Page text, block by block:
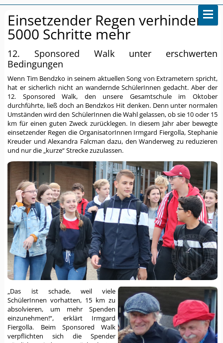
Einsetzender Regen verhinderte
5000 Schritte mehr
12. Sponsored Walk unter erschwerten
Bedingungen
Wenn Tim Bendzko in seinem aktuellen Song von Extrametern spricht,
hat er sicherlich nicht an wandernde SchülerInnen gedacht. Aber der
12. Sponsored Walk, den unsere Gesamtschule im Oktober
durchführte, ließ doch an Bendzkos Hit denken. Denn unter normalen
Umständen wird den SchülerInnen die Wahl gelassen, ob sie 10 oder 15
km für einen guten Zweck zurücklegen. In diesem Jahr aber bewegte
einsetzender Regen die OrganisatorInnen Irmgard Fiergolla, Stephanie
Kreuder und Alexandra Falcman dazu, den Wanderweg zu reduzieren
und nur die „kurze“ Strecke zuzulassen.
„Das ist schade, weil viele
SchülerInnen vorhatten, 15 km zu
absolvieren, um mehr Spenden
einzunehmen!“, erklärt Irmgard
Fiergolla. Beim Sponsored Walk
verpflichten sich die Spender